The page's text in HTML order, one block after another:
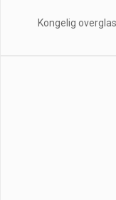
Kongelig